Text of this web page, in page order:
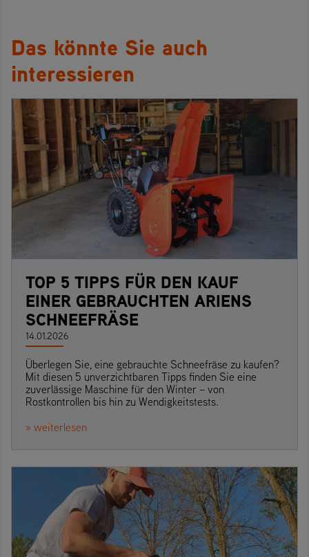
Das könnte Sie auch
interessieren
TOP 5 TIPPS FÜR DEN KAUF
EINER GEBRAUCHTEN ARIENS
SCHNEEFRÄSE
14.01.2026
Überlegen Sie, eine gebrauchte Schneefräse zu kaufen?
Mit diesen 5 unverzichtbaren Tipps finden Sie eine
zuverlässige Maschine für den Winter – von
Rostkontrollen bis hin zu Wendigkeitstests.
» weiterlesen